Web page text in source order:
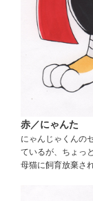
赤／にゃんた
にゃんじゃくんの
ているが、ちょっ
母猫に飼育放棄さ